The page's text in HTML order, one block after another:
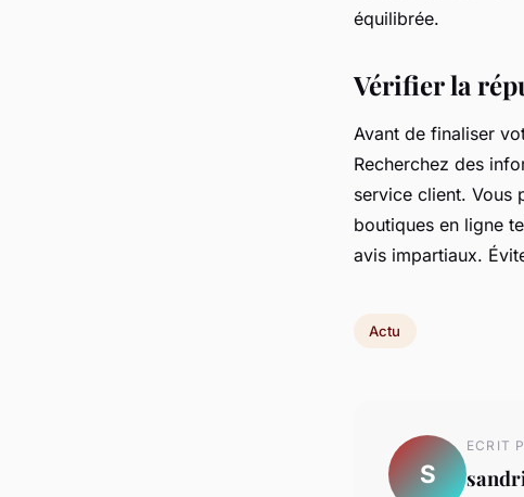
équilibrée.
Vérifier la
Avant de finaliser
Recherchez des
service client. Vous
boutiques en ligne
avis impartiaux.
Actu
S
ECRIT